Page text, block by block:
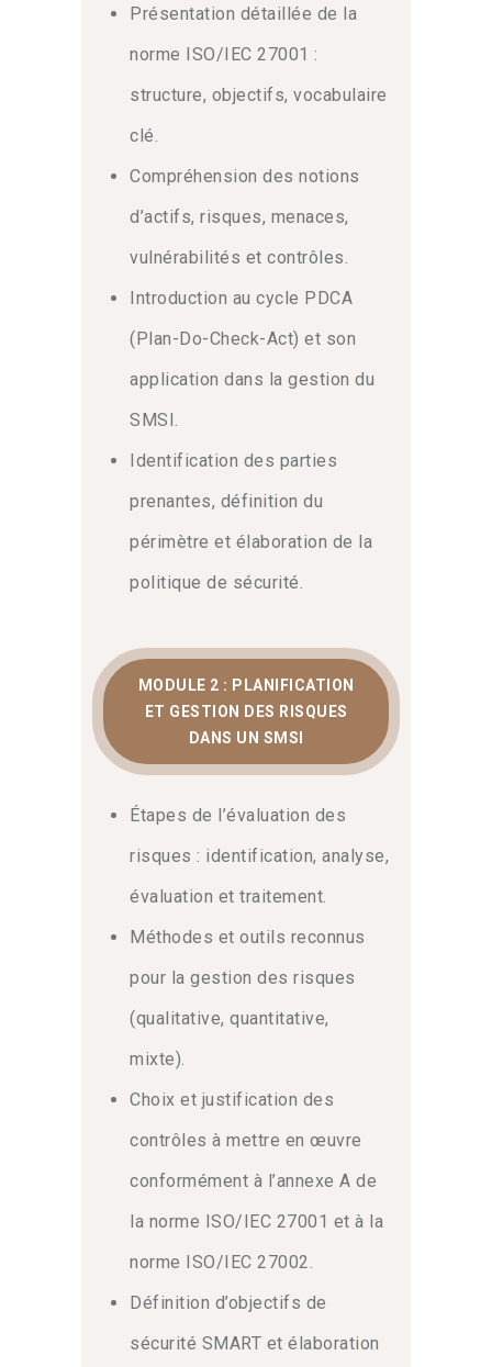
Présentation détaillée de la
norme ISO/IEC 27001 :
structure, objectifs, vocabulaire
clé.
Compréhension des notions
d’actifs, risques, menaces,
vulnérabilités et contrôles.
Introduction au cycle PDCA
(Plan-Do-Check-Act) et son
application dans la gestion du
SMSI.
Identification des parties
prenantes, définition du
périmètre et élaboration de la
politique de sécurité.
MODULE 2 : PLANIFICATION
ET GESTION DES RISQUES
DANS UN SMSI
Étapes de l’évaluation des
risques : identification, analyse,
évaluation et traitement.
Méthodes et outils reconnus
pour la gestion des risques
(qualitative, quantitative,
mixte).
Choix et justification des
contrôles à mettre en œuvre
conformément à l’annexe A de
la norme ISO/IEC 27001 et à la
norme ISO/IEC 27002.
Définition d’objectifs de
sécurité SMART et élaboration